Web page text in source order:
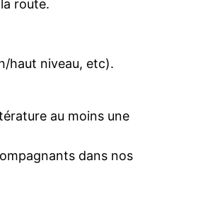
route.
haut niveau, etc).
au moins une
dans nos